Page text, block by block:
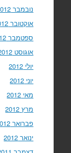
נובמבר 2012
אוקטובר 2012
ספטמבר 2012
אוגוסט 2012
יולי 2012
יוני 2012
מאי 2012
מרץ 2012
פברואר 2012
ינואר 2012